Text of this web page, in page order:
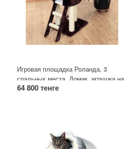
Игровая площадка Роланда, 3
спальных места. Домик, игрушка на
резинке и лестница.
64 800 тенге